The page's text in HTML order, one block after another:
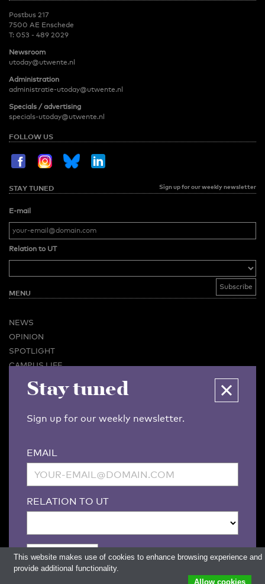
Postbus 217
7500 AE Enschede
T: 053 - 489 2029
Newsroom
utoday@utwente.nl
Administration
administratie-utoday@utwente.nl
Specials / advertising
specials-utoday@utwente.nl
FOLLOW US
STAY TUNED Sign up for our weekly newsletter
E-mail
Relation to UT
MENU
NEWS
OPINION
SPOTLIGHT
CAMPUS LIFE
BUSINESS & CAREER
CONTACT
ARCHIVE
MORE
LINKS
DISCLAIMER / COPYRIGHT REDACTIESTATUUT/EDITORIAL STATUTE
Stay tuned
Sign up for our weekly newsletter.
EMAIL
RELATION TO UT
This website makes use of cookies to enhance browsing experience and
provide additional functionality.
Allow cookies